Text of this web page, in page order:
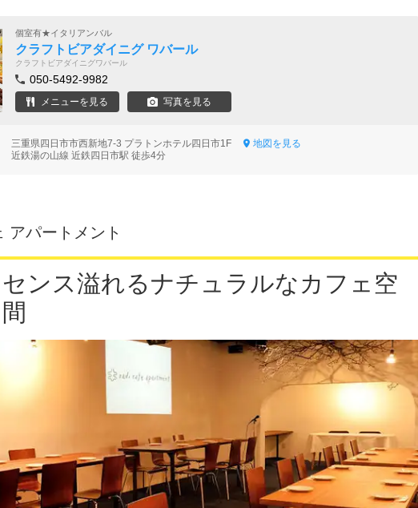
個室有★イタリアンバル
クラフトビアダイニグ ワバール
クラフトビアダイニグワバール
050-5492-9982
メニューを見る 写真を見る
三重県四日市市西新地7-3 プラトンホテル四日市1F
地図を見る
近鉄湯の山線 近鉄四日市駅 徒歩4分
アパートメント
センス溢れるナチュラルなカフェ空
間